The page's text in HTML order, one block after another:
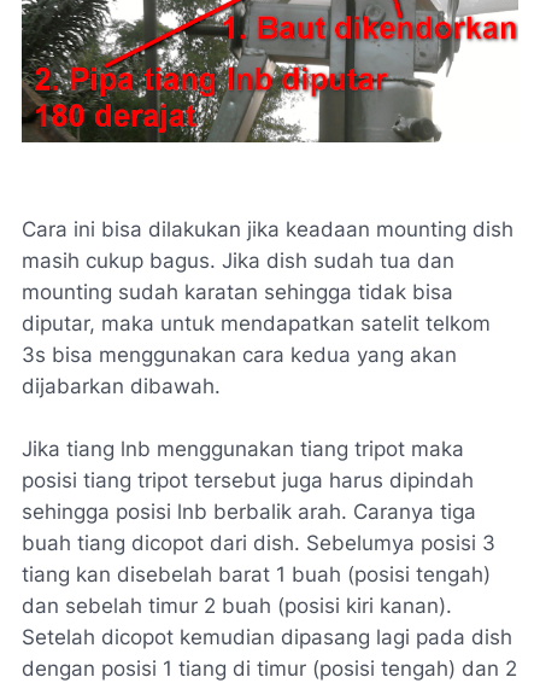
Cara ini bisa dilakukan jika keadaan mounting dish
masih cukup bagus. Jika dish sudah tua dan
mounting sudah karatan sehingga tidak bisa
diputar, maka untuk mendapatkan satelit telkom
3s bisa menggunakan cara kedua yang akan
dijabarkan dibawah.
Jika tiang lnb menggunakan tiang tripot maka
posisi tiang tripot tersebut juga harus dipindah
sehingga posisi lnb berbalik arah. Caranya tiga
buah tiang dicopot dari dish. Sebelumya posisi 3
tiang kan disebelah barat 1 buah (posisi tengah)
dan sebelah timur 2 buah (posisi kiri kanan).
Setelah dicopot kemudian dipasang lagi pada dish
dengan posisi 1 tiang di timur (posisi tengah) dan 2